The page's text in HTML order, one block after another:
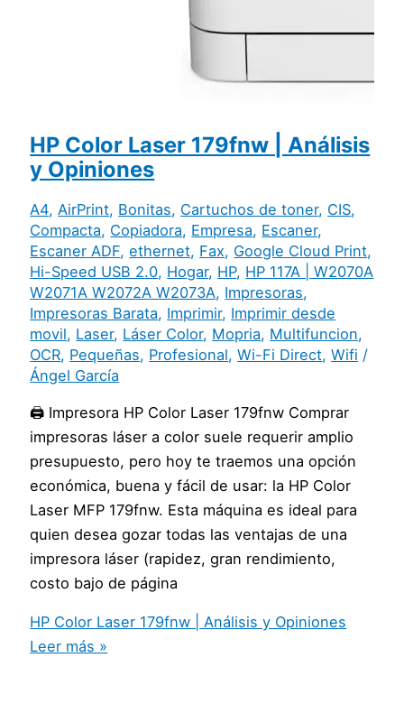
HP Color Laser 179fnw | Análisis
y Opiniones
A4, AirPrint, Bonitas, Cartuchos de toner, CIS,
Compacta, Copiadora, Empresa, Escaner,
Escaner ADF,ethernet, Fax, Google Cloud Print,
Hi-Speed USB 2.0, Hogar, HP, HP 117A | W2070A
W2071A W2072A W2073A, Impresoras,
Impresoras Barata, Imprimir, Imprimir desde
movil, Laser, Láser Color, Mopria, Multifuncion,
OCR, Pequeñas, Profesional,Wi-Fi Direct,Wifi /
Ángel García
🖨️ Impresora HP Color Laser 179fnw Comprar
impresoras láser a color suele requerir amplio
presupuesto, pero hoy te traemos una opción
económica, buena y fácil de usar: la HP Color
Laser MFP 179fnw. Esta máquina es ideal para
quien desea gozar todas las ventajas de una
impresora láser (rapidez, gran rendimiento,
costo bajo de página
HP Color Laser 179fnw | Análisis y Opiniones
Leer más »